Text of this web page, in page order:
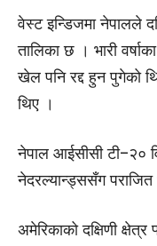
वेस्ट इन्डिजमा नेपालले
तालिका छ । भारी
खेल पनि रद्द हुन पुगेको
थिए ।
नेपाल आईसीसी टी–२०
नेदरल्यान्ड्ससँग पराजित
अमेरिकाको दक्षिणी क्षेत्र